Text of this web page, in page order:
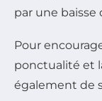
par une baisse
Pour
ponctualité et
également de